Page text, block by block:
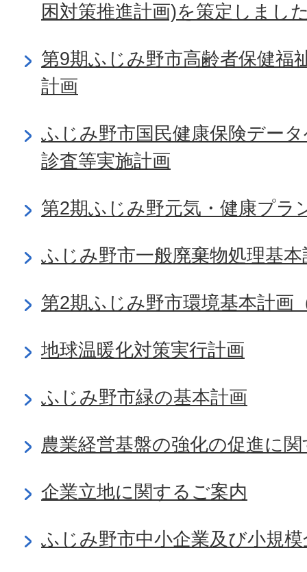
困対策推進計画)を策定しまし
第9期ふじみ野市高齢者保健福
計画
ふじみ野市国民健康保険デー
診査等実施計画
第2期ふじみ野元気・健康プラ
ふじみ野市一般廃棄物処理基本
第2期ふじみ野市環境基本計画
地球温暖化対策実行計画
ふじみ野市緑の基本計画
農業経営基盤の強化の促進に
企業立地に関するご案内
ふじみ野市中小企業及び小規